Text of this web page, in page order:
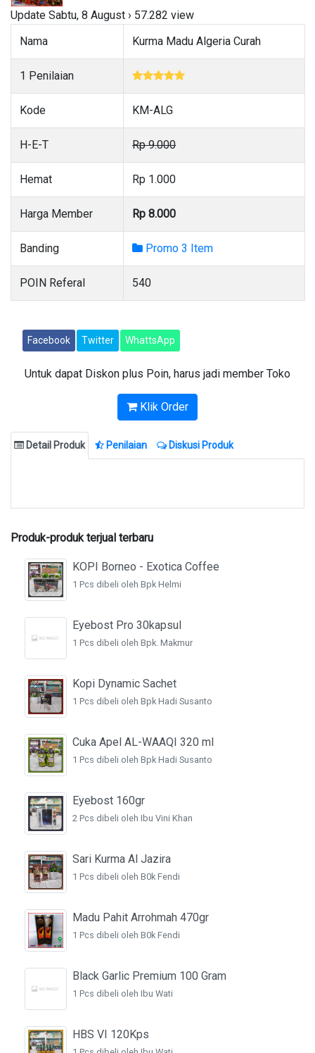
Update Sabtu, 8 August › 57.282 view
Nama
Kurma Madu Algeria Curah
1 Penilaian
Kode KM-ALG
H-E-T Rp 9.000
Hemat Rp 1.000
Harga Member Rp 8.000
Banding Promo 3 Item
POIN Referal 540
Facebook Twitter WhattsApp
Untuk dapat Diskon plus Poin, harus jadi member Toko
Klik Order
Detail Produk Penilaian Diskusi Produk
Produk-produk terjual terbaru
KOPI Borneo - Exotica Coffee
1 Pcs dibeli oleh Bpk Helmi
Eyebost Pro 30kapsul
1 Pcs dibeli oleh Bpk. Makmur
Kopi Dynamic Sachet
1 Pcs dibeli oleh Bpk Hadi Susanto
Cuka Apel AL-WAAQI 320 ml
1 Pcs dibeli oleh Bpk Hadi Susanto
Eyebost 160gr
2 Pcs dibeli oleh Ibu Vini Khan
Sari Kurma Al Jazira
1 Pcs dibeli oleh B0k Fendi
Madu Pahit Arrohmah 470gr
1 Pcs dibeli oleh B0k Fendi
Black Garlic Premium 100 Gram
1 Pcs dibeli oleh Ibu Wati
HBS VI 120Kps